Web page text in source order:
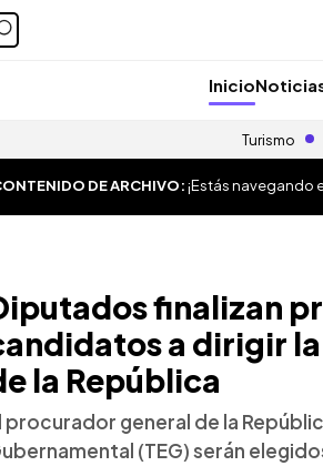
Inicio
Turismo
DE ARCHIVO:¡Estás navegando
finalizan
a dirigir
la República
procurador general de la
(TEG) serán